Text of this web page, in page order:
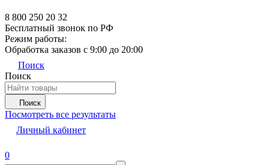
8 800 250 20 32
Бесплатный звонок по РФ
Режим работы:
Обработка заказов с 9:00 до 20:00
Поиск
Поиск
Поиск
Посмотреть все результаты
Личный кабинет
0